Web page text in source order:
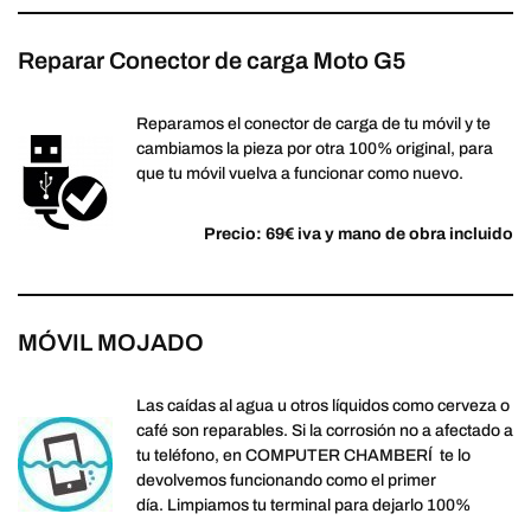
Reparar Conector de carga Moto G5
Reparamos el conector de carga de tu móvil y te
cambiamos la pieza por otra 100% original, para
que tu móvil vuelva a funcionar como nuevo.
Precio: 69€ iva y mano de obra incluido
MÓVIL MOJADO
Las caídas al agua u otros líquidos como cerveza o
café son reparables. Si la corrosión no a afectado a
tu teléfono, en COMPUTER CHAMBERÍ te lo
devolvemos funcionando como el primer
día. Limpiamos tu terminal para dejarlo 100%